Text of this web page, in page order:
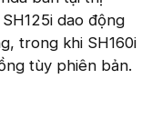
dao động
trong khi SH160i
tùy phiên bản.